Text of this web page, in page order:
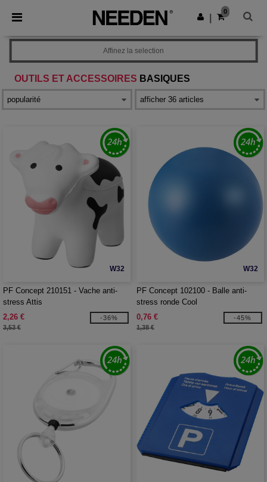
× Appli Needen
Meilleurs prix sur l’app !
Obtenir l'appli
0
OUTILS ET ACCESSOIRES BASIQUES
Affinez la selection
W32
PF Concept 210151 - Vache anti-
stress Attis
2,26 €
3,53 €
-36%
W32
PF Concept 102100 - Balle anti-
stress ronde Cool
0,76 €
1,38 €
-45%